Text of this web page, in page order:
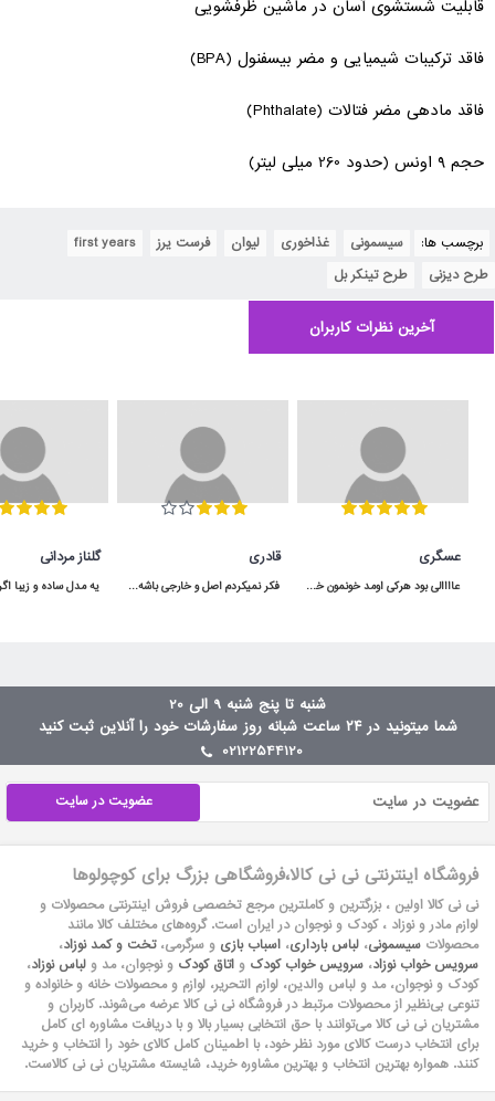
قابلیت شستشوی آسان در ماشین ظرفشویی
فاقد ترکیبات شیمیایی و مضر بیسفنول (BPA)
فاقد مادهی مضر فتالات (Phthalate)
حجم 9 اونس (حدود 260 میلی لیتر)
برچسب ها: سیسمونی غذاخوری لیوان فرست یرز first years
طرح دیزنی
طرح تینکر بل
آخرین نظرات کاربران
عسگری
عاااالی بود هرکی اومد خونمون خوشش اومده هرچند که رنگ قسمت قهوه ایش دقیقا مثل عکس نبود و تیره تر هست .
قادری
فکر نمیکردم اصل و خارجی باشه و اینقدر به موقع به دستم برسه برعکس بقیه ی پیجا که بد قولن
گلناز مردانی
شنبه تا پنج شنبه 9 الی 20
شما میتونید در ۲۴ ساعت شبانه روز سفارشات خود را آنلاین ثبت کنید
02122544120
عضویت در سایت
فروشگاه اینترنتی نی نی کالا،فروشگاهی بزرگ برای کوچولوها
نی نی کالا اولین ، بزرگترین و کاملترین مرجع تخصصی فروش اینترنتی محصولات و
لوازم مادر و نوزاد ، کودک و نوجوان در ایران است. گروه‏‏‌های مختلف کالا مانند
محصولات سیسمونی، لباس بارداری، اسباب بازی و سرگرمی،تخت و کمد نوزاد،
سرویس خواب نوزاد، سرویس خواب کودک و اتاق کودک و نوجوان، مد و لباس نوزاد،
کودک و نوجوان، مد و لباس والدین، لوازم التحریر، لوازم و محصولات خانه و خانواده و
تنوعی بی‌نظیر از محصولات مرتبط در فروشگاه نی نی کالا عرضه می‏‏‏‌شوند. کاربران و
مشتریان نی نی‌ کالا می‏‏‌توانند با حق انتخابی بسیار بالا و با دریافت مشاوره ای کامل
برای انتخاب درست کالای مورد نظر خود، با اطمینان کامل کالای خود را انتخاب و خرید
کنند. همواره بهترین انتخاب و بهترین مشاوره خرید، شایسته مشتریان نی نی کالاست.